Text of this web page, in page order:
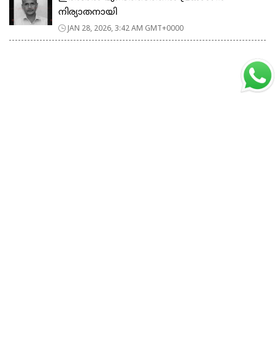
നിര്യാതനായി
JAN 28, 2026, 3:42 AM GMT+0000